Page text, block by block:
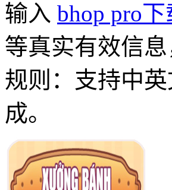
输入 bhop pro
等真实有效信
规则：支持中
成。